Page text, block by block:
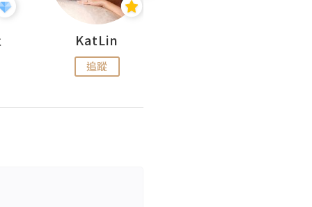
KatLin
追蹤